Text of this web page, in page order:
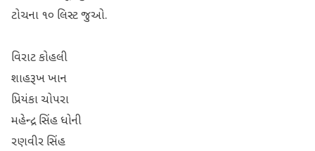
ટોચના ૧૦ લિસ્ટ જુઓ.
વિરાટ કોહલી
શાહરૂખ ખાન
પ્રિયંકા ચોપરા
મહેન્દ્ર સિંહ ધોની
રણવીર સિંહ